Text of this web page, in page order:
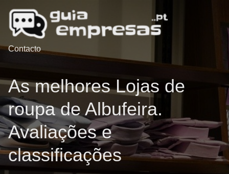
Contacto
As melhores Lojas de
roupa de Albufeira.
Avaliações e
classificações